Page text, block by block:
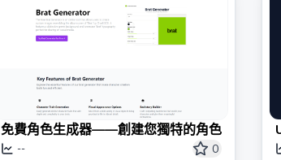
免費角色生成器——創建您獨特的角色
--
0